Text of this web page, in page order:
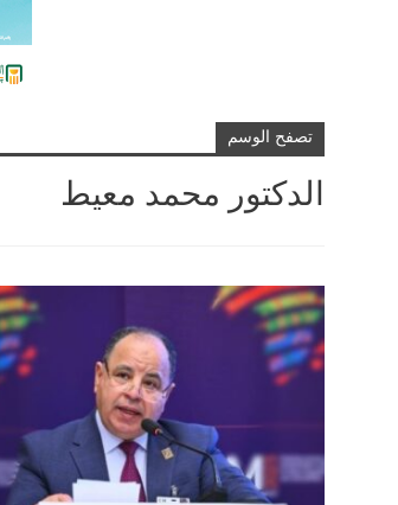
تصفح الوسم
الدكتور محمد معيط